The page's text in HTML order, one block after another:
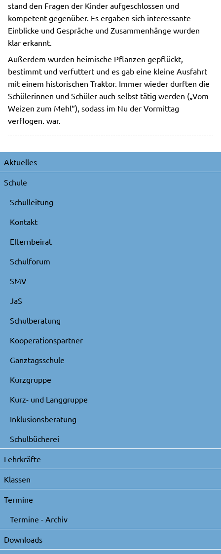
stand den Fragen der Kinder aufgeschlossen und
kompetent gegenüber. Es ergaben sich interessante
Einblicke und Gespräche und Zusammenhänge wurden
klar erkannt.
Außerdem wurden heimische Pflanzen gepflückt,
bestimmt und verfuttert und es gab eine kleine Ausfahrt
mit einem historischen Traktor. Immer wieder durften die
Schülerinnen und Schüler auch selbst tätig werden („Vom
Weizen zum Mehl“), sodass im Nu der Vormittag
verflogen. war.
Navigation
überspringen
Aktuelles
Schule
Schulleitung
Kontakt
Elternbeirat
Schulforum
SMV
JaS
Schulberatung
Kooperationspartner
Ganztagsschule
Kurzgruppe
Kurz- und Langgruppe
Inklusionsberatung
Schulbücherei
Lehrkräfte
Klassen
Termine
Termine - Archiv
Downloads